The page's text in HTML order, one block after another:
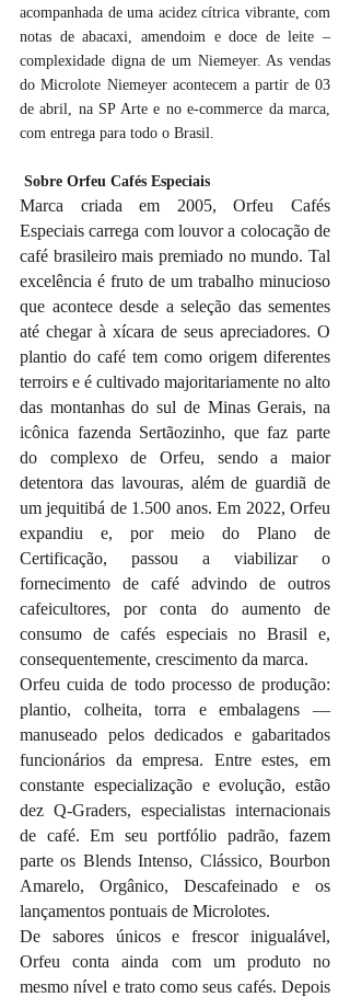
acompanhada de uma acidez cítrica vibrante, com
notas de abacaxi, amendoim e doce de leite –
complexidade digna de um Niemeyer. As vendas
do Microlote Niemeyer acontecem a partir de 03
de abril, na SP Arte e no e-commerce da marca,
com entrega para todo o Brasil.
Sobre Orfeu Cafés Especiais
Marca criada em 2005, Orfeu Cafés
Especiais carrega com louvor a colocação de
café brasileiro mais premiado no mundo. Tal
excelência é fruto de um trabalho minucioso
que acontece desde a seleção das sementes
até chegar à xícara de seus apreciadores. O
plantio do café tem como origem diferentes
terroirs e é cultivado majoritariamente no alto
das montanhas do sul de Minas Gerais, na
icônica fazenda Sertãozinho, que faz parte
do complexo de Orfeu, sendo a maior
detentora das lavouras, além de guardiã de
um jequitibá de 1.500 anos. Em 2022, Orfeu
expandiu e, por meio do Plano de
Certificação, passou a viabilizar o
fornecimento de café advindo de outros
cafeicultores, por conta do aumento de
consumo de cafés especiais no Brasil e,
consequentemente, crescimento da marca.
Orfeu cuida de todo processo de produção:
plantio, colheita, torra e embalagens —
manuseado pelos dedicados e gabaritados
funcionários da empresa. Entre estes, em
constante especialização e evolução, estão
dez Q-Graders, especialistas internacionais
de café. Em seu portfólio padrão, fazem
parte os Blends Intenso, Clássico, Bourbon
Amarelo, Orgânico, Descafeinado e os
lançamentos pontuais de Microlotes.
De sabores únicos e frescor inigualável,
Orfeu conta ainda com um produto no
mesmo nível e trato como seus cafés. Depois